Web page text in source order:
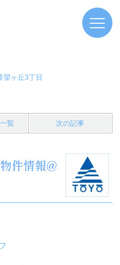
望ヶ丘3丁目
一覧 次の記事
件情報@